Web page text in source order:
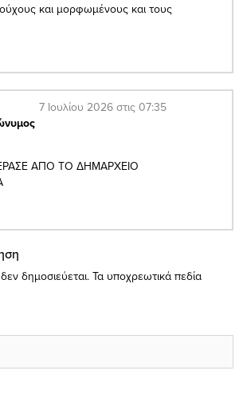
και μορφωμένους και τους
7 Ιουλίου 2026 στις 07:35
ΑΠΟ ΤΟ ΔΗΜΑΡΧΕΙΟ
δημοσιεύεται. Τα υποχρεωτικά πεδία